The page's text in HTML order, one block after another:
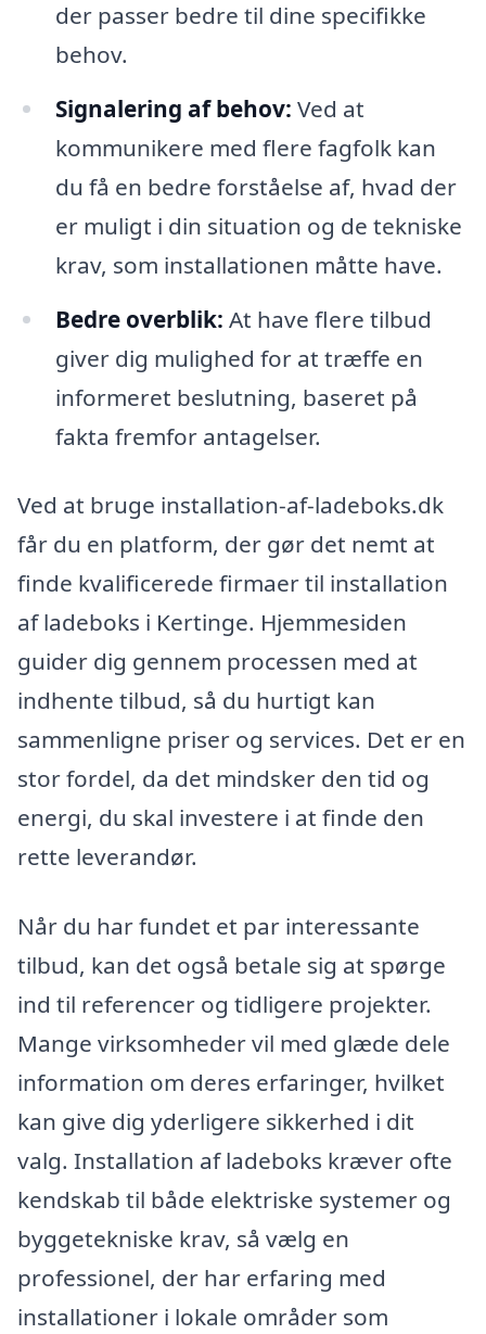
der passer bedre til dine specifikke
behov.
Signalering af behov: Ved at
kommunikere med flere fagfolk kan
du få en bedre forståelse af, hvad der
er muligt i din situation og de tekniske
krav, som installationen måtte have.
Bedre overblik: At have flere tilbud
giver dig mulighed for at træffe en
informeret beslutning, baseret på
fakta fremfor antagelser.
Ved at bruge installation-af-ladeboks.dk
får du en platform, der gør det nemt at
finde kvalificerede firmaer til installation
af ladeboks i Kertinge. Hjemmesiden
guider dig gennem processen med at
indhente tilbud, så du hurtigt kan
sammenligne priser og services. Det er en
stor fordel, da det mindsker den tid og
energi, du skal investere i at finde den
rette leverandør.
Når du har fundet et par interessante
tilbud, kan det også betale sig at spørge
ind til referencer og tidligere projekter.
Mange virksomheder vil med glæde dele
information om deres erfaringer, hvilket
kan give dig yderligere sikkerhed i dit
valg. Installation af ladeboks kræver ofte
kendskab til både elektriske systemer og
byggetekniske krav, så vælg en
professionel, der har erfaring med
installationer i lokale områder som